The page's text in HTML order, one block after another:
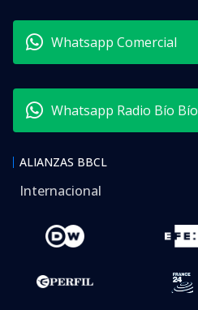
Whatsapp Comercial
Whatsapp Radio Bío Bío
ALIANZAS BBCL
Internacional